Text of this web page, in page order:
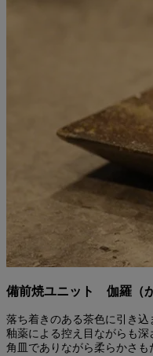
備前焼ユニット 伽羅（
落ち着きのある茶色に引き込
釉薬による控え目ながらも深
角皿でありながら柔らかさも